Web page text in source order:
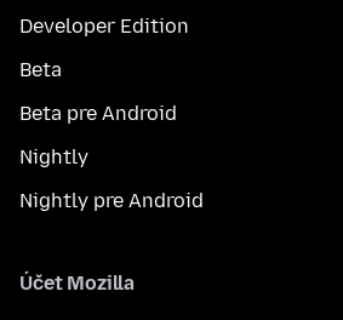
Developer Edition
Beta
Beta pre Android
Nightly
Nightly pre Android
Účet Mozilla